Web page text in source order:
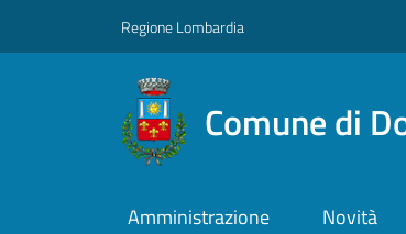
Regione Lombardia
Comune di
Amministrazione Novità